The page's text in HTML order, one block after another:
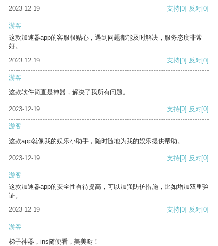
2023-12-19
支持[0] 反对[0]
游客
这款加速器app的客服很贴心，遇到问题都能及时解决，服务态度非常
好。
2023-12-19
支持[0] 反对[0]
游客
这款软件简直是神器，解决了我所有问题。
2023-12-19 支持[0] 反对[0]
游客
这款app就像我的娱乐小助手，随时随地为我的娱乐提供帮助。
2023-12-19 支持[0] 反对[0]
游客
这款加速器app的安全性有待提高，可以加强防护措施，比如增加双重验
证。
2023-12-19
支持[0] 反对[0]
游客
梯子神器，ins随便看，美美哒！